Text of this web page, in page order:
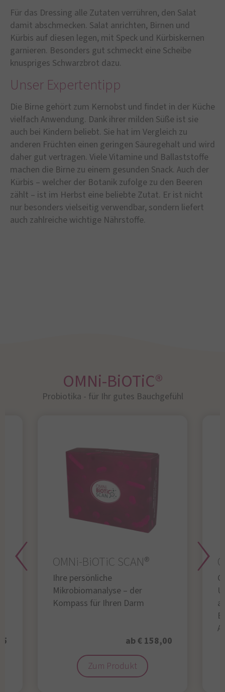
Für das Dressing alle Zutaten verrühren, den Salat
damit abschmecken. Salat anrichten, Birnen und
Kürbis auf diesen legen, mit Speck und Kürbiskernen
garnieren. Besonders gut schmeckt eine Scheibe
knuspriges Schwarzbrot dazu.
Unser Expertentipp
Die Birne gehört zum Kernobst und findet in der Küche
vielfach Anwendung. Dank ihrer milden Süße ist sie
auch bei Kindern beliebt. Sie hat im Vergleich zu
anderen Früchten einen geringen Säuregehalt und wird
daher gut vertragen. Viele Vitamine und Ballaststoffe
machen die Birne zu einem gesunden Snack. Auch der
Kürbis – welcher der Botanik zufolge zu den Beeren
zählt – ist im Herbst eine beliebte Zutat. Er ist nicht
nur besonders vielseitig verwendbar, sondern liefert
auch zahlreiche wichtige Nährstoffe.
OMNi-BiOTiC®
Probiotika - für Ihr gutes Bauchgefühl​
OMNi-BiOTiC SCAN®
Ihre persönliche
Mikrobiomanalyse – der
Kompass für Ihren Darm
ab € 158,00
Zum Produkt